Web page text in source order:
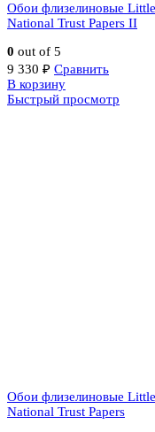
Обои флизелиновые
National Trust Papers II
0 out of 5
9 330 ₽ Сравнить
В корзину
Быстрый просмотр
Обои флизелиновые
National Trust Papers